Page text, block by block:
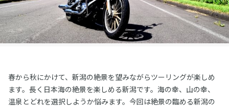
春から秋にかけて、新潟の絶景を望みながらツーリングが楽しめ
ます。長く日本海の絶景を楽しめる新潟です。海の幸、山の幸、
温泉とどれを選択しようか悩みます。今回は絶景の臨める新潟の